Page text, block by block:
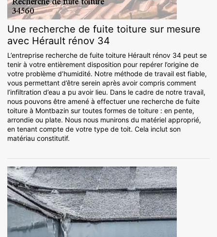
Une recherche de fuite toiture sur mesure
avec Hérault rénov 34
L’entreprise recherche de fuite toiture Hérault rénov 34 peut se
tenir à votre entièrement disposition pour repérer l’origine de
votre problème d’humidité. Notre méthode de travail est fiable,
vous permettant d’être serein après avoir compris comment
l’infiltration d’eau a pu avoir lieu. Dans le cadre de notre travail,
nous pouvons être amené à effectuer une recherche de fuite
toiture à Montbazin sur toutes formes de toiture : en pente,
arrondie ou plate. Nous nous munirons du matériel approprié,
en tenant compte de votre type de toit. Cela inclut son
matériau constitutif.